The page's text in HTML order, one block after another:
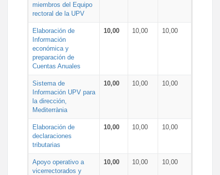
miembros del Equipo
rectoral de la UPV
Elaboración de
Información
económica y
preparación de
Cuentas Anuales
10,00 10,00 10,00
Sistema de
Información UPV para
la dirección,
Mediterrània
10,00 10,00 10,00
Elaboración de
declaraciones
tributarias
10,00 10,00 10,00
Apoyo operativo a
vicerrectorados y
10,00 10,00 10,00